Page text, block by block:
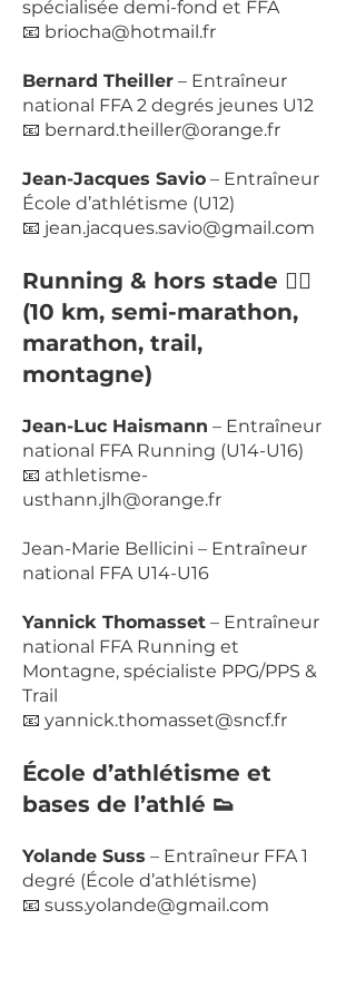
spécialisée demi-fond et FFA
📧 briocha@hotmail.fr
Bernard Theiller – Entraîneur
national FFA 2 degrés jeunes U12
📧 bernard.theiller@orange.fr
Jean-Jacques Savio – Entraîneur
École d’athlétisme (U12)
📧 jean.jacques.savio@gmail.com
Running & hors stade 🏃‍♂️
(10 km, semi-marathon,
marathon, trail,
montagne)
Jean-Luc Haismann – Entraîneur
national FFA Running (U14-U16)
📧 athletisme-
usthann.jlh@orange.fr
Jean-Marie Bellicini – Entraîneur
national FFA U14-U16
Yannick Thomasset – Entraîneur
national FFA Running et
Montagne, spécialiste PPG/PPS &
Trail
📧 yannick.thomasset@sncf.fr
École d’athlétisme et
bases de l’athlé 👟
Yolande Suss – Entraîneur FFA 1
degré (École d’athlétisme)
📧 suss.yolande@gmail.com